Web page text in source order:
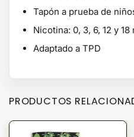
Tapón a prueba de
Nicotina: 0, 3, 6, 12 y 18
Adaptado a TPD
PRODUCTOS